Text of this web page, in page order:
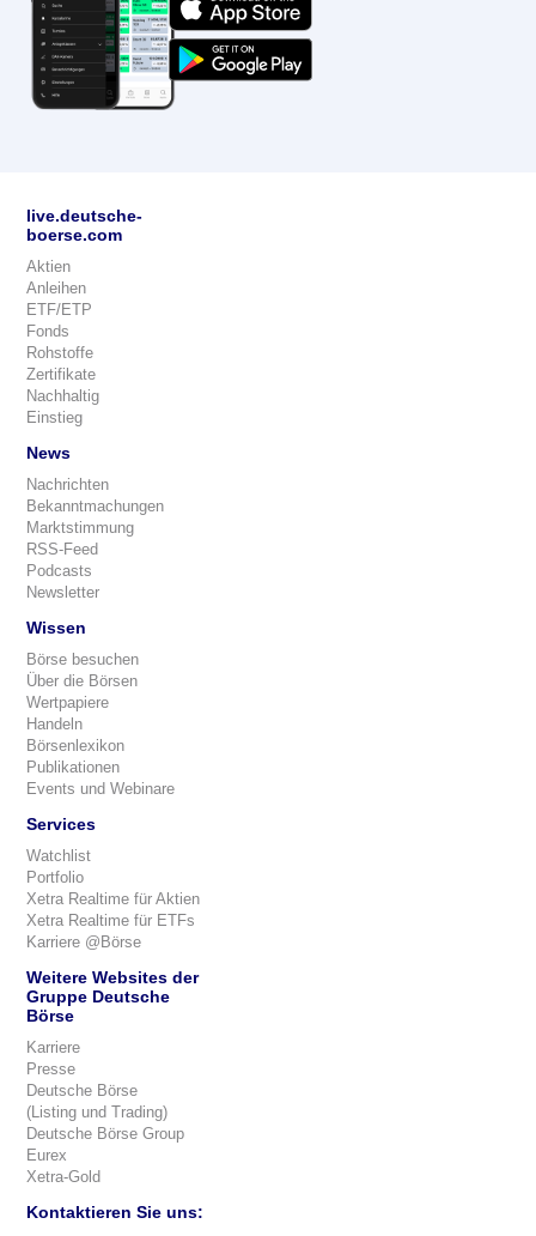
live.deutsche-
boerse.com
Aktien
Anleihen
ETF/ETP
Fonds
Rohstoffe
Zertifikate
Nachhaltig
Einstieg
News
Nachrichten
Bekanntmachungen
Marktstimmung
RSS-Feed
Podcasts
Newsletter
Wissen
Börse besuchen
Über die Börsen
Wertpapiere
Handeln
Börsenlexikon
Publikationen
Events und Webinare
Services
Watchlist
Portfolio
Xetra Realtime für Aktien
Xetra Realtime für ETFs
Karriere @Börse
Weitere Websites der
Gruppe Deutsche
Börse
Karriere
Presse
Deutsche Börse
(Listing und Trading)
Deutsche Börse Group
Eurex
Xetra-Gold
Kontaktieren Sie uns: